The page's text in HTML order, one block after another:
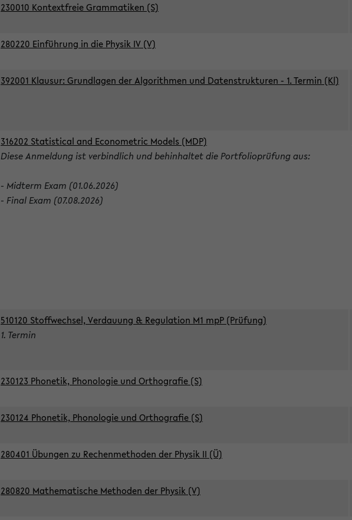
230010 Kontextfreie Grammatiken (S)
280220 Einführung in die Physik IV (V)
392001 Klausur: Grundlagen der Algorithmen und Datenstrukturen - 1. Termin (Kl)
316202 Statistical and Econometric Models (MDP)
Diese Anmeldung ist verbindlich und behinhaltet die Portfolioprüfung aus:
- Midterm Exam (01.06.2026)
- Final Exam (07.08.2026)
510120 Stoffwechsel, Verdauung & Regulation M1 mpP (Prüfung)
1. Termin
230123 Phonetik, Phonologie und Orthografie (S)
230124 Phonetik, Phonologie und Orthografie (S)
280401 Übungen zu Rechenmethoden der Physik II (Ü)
280820 Mathematische Methoden der Physik (V)